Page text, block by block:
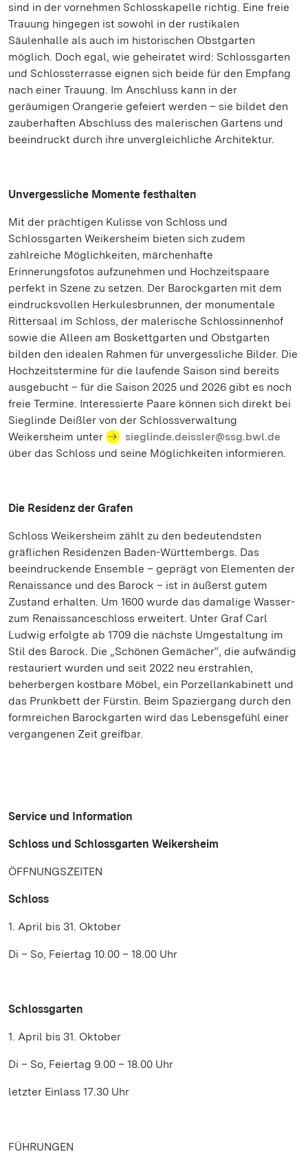
sind in der vornehmen Schlosskapelle richtig. Eine freie
Trauung hingegen ist sowohl in der rustikalen
Säulenhalle als auch im historischen Obstgarten
möglich. Doch egal, wie geheiratet wird: Schlossgarten
und Schlossterrasse eignen sich beide für den Empfang
nach einer Trauung. Im Anschluss kann in der
geräumigen Orangerie gefeiert werden – sie bildet den
zauberhaften Abschluss des malerischen Gartens und
beeindruckt durch ihre unvergleichliche Architektur.
Unvergessliche Momente festhalten
Mit der prächtigen Kulisse von Schloss und
Schlossgarten Weikersheim bieten sich zudem
zahlreiche Möglichkeiten, märchenhafte
Erinnerungsfotos aufzunehmen und Hochzeitspaare
perfekt in Szene zu setzen. Der Barockgarten mit dem
eindrucksvollen Herkulesbrunnen, der monumentale
Rittersaal im Schloss, der malerische Schlossinnenhof
sowie die Alleen am Boskettgarten und Obstgarten
bilden den idealen Rahmen für unvergessliche Bilder. Die
Hochzeitstermine für die laufende Saison sind bereits
ausgebucht – für die Saison 2025 und 2026 gibt es noch
freie Termine. Interessierte Paare können sich direkt bei
Sieglinde Deißler von der Schlossverwaltung
Weikersheim unter
sieglinde.deissler@ssg.bwl.de
über das Schloss und seine Möglichkeiten informieren.
Die Residenz der Grafen
Schloss Weikersheim zählt zu den bedeutendsten
gräflichen Residenzen Baden-Württembergs. Das
beeindruckende Ensemble – geprägt von Elementen der
Renaissance und des Barock – ist in äußerst gutem
Zustand erhalten. Um 1600 wurde das damalige Wasser-
zum Renaissanceschloss erweitert. Unter Graf Carl
Ludwig erfolgte ab 1709 die nächste Umgestaltung im
Stil des Barock. Die „Schönen Gemächer“, die aufwändig
restauriert wurden und seit 2022 neu erstrahlen,
beherbergen kostbare Möbel, ein Porzellankabinett und
das Prunkbett der Fürstin. Beim Spaziergang durch den
formreichen Barockgarten wird das Lebensgefühl einer
vergangenen Zeit greifbar.
Service und Information
Schloss und Schlossgarten Weikersheim
ÖFFNUNGSZEITEN
Schloss
1. April bis 31. Oktober
Di – So, Feiertag 10.00 – 18.00 Uhr
Schlossgarten
1. April bis 31. Oktober
Di – So, Feiertag 9.00 – 18.00 Uhr
letzter Einlass 17.30 Uhr
FÜHRUNGEN